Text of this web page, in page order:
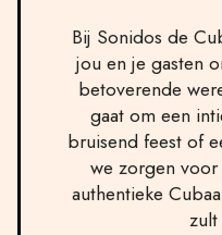
Bij Sonidos de
jou en je gasten
betoverende
gaat om een
bruisend feest of
we zorgen
authentieke